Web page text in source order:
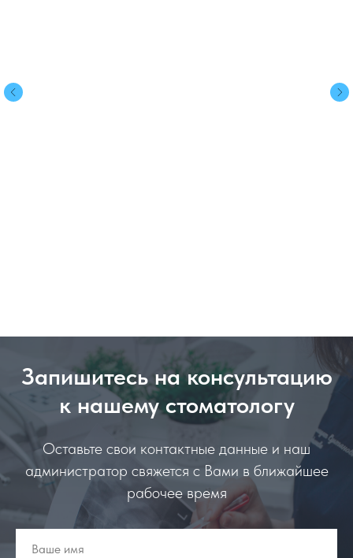
Запишитесь на консультацию
к нашему стоматологу
Оставьте свои контактные данные и наш
администратор свяжется с Вами в ближайшее
рабочее время